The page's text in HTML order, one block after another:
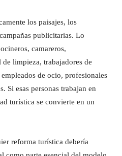
los paisajes, los
publicitarias. Lo
camareros,
limpieza, trabajadores de
de ocio, profesionales
Si esas personas trabajan en
turística se convierte en un
reforma turística debería